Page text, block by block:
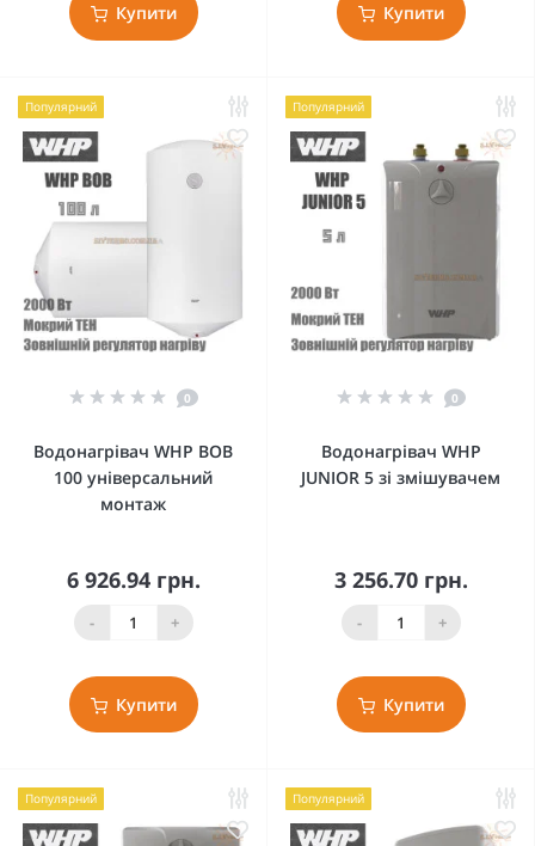
Купити Купити
Популярний
0
Водонагрівач WHP BOB
100 універсальний
монтаж
6 926.94 грн.
- +
Купити
Популярний
0
Водонагрівач WHP
JUNIOR 5 зі змішувачем
3 256.70 грн.
- +
Купити
Популярний Популярний